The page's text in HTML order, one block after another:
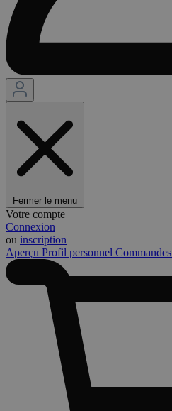
Fermer le menu
Votre compte
Connexion
ou inscription
Aperçu Profil personnel Commandes